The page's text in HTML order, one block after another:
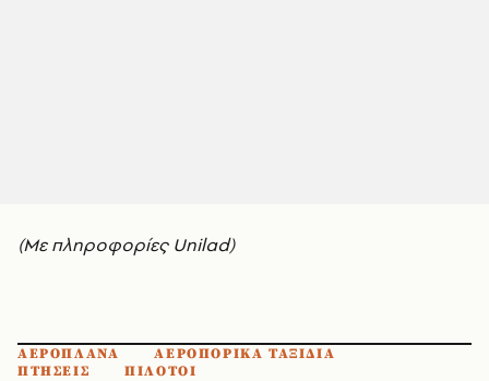
(Με πληροφορίες Unilad)
ΑΕΡΟΠΛΑΝΑ
ΑΕΡΟΠΟΡΙΚΑ ΤΑΞΙΔΙΑ
ΠΤΗΣΕΙΣ
ΠΙΛΟΤΟΙ